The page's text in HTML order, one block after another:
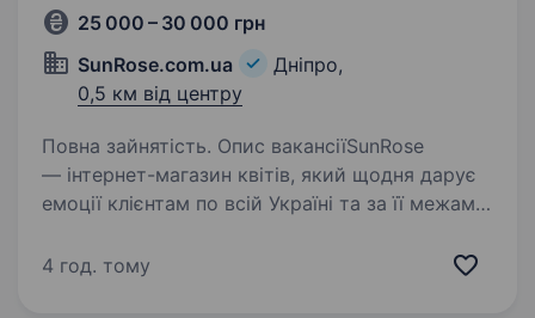
25 000 – 30 000 грн
SunRose.com.ua
Дніпро,
0,5 км від центру
Повна зайнятість. Опис вакансіїSunRose
— інтернет-магазин квітів, який щодня дарує
емоції клієнтам по всій Україні та за її межами.
з клієнтами та запрошуємо приєднатися
4 год. тому